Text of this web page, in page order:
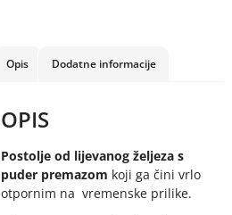
Opis Dodatne informacije
OPIS
Postolje od lijevanog željeza s
puder premazom koji ga čini vrlo
otpornim na vremenske prilike.